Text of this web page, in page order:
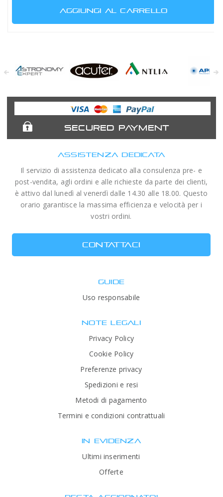
AGGIUNGI AL CARRELLO
Expert
Telescopes
SECURED PAYMENT
ASSISTENZA DEDICATA
Il servizio di assistenza dedicato alla consulenza pre- e
post-vendita, agli ordini e alle richieste da parte dei clienti,
è attivo dal lunedì al venerdì dalle 14.30 alle 18.00. Questo
orario garantisce la massima efficienza e velocità per i
vostri ordini.
CONTATTACI
GUIDE
Uso responsabile
NOTE LEGALI
Privacy Policy
Cookie Policy
Preferenze privacy
Spedizioni e resi
Metodi di pagamento
Termini e condizioni contrattuali
IN EVIDENZA
Ultimi inserimenti
Offerte